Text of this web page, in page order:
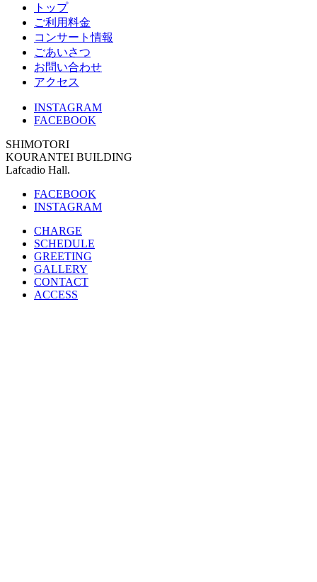
トップ
ご利用料金
コンサート情報
ごあいさつ
お問い合わせ
アクセス
INSTAGRAM
FACEBOOK
SHIMOTORI
KOURANTEI BUILDING
Lafcadio Hall.
FACEBOOK
INSTAGRAM
CHARGE
SCHEDULE
GREETING
GALLERY
CONTACT
ACCESS